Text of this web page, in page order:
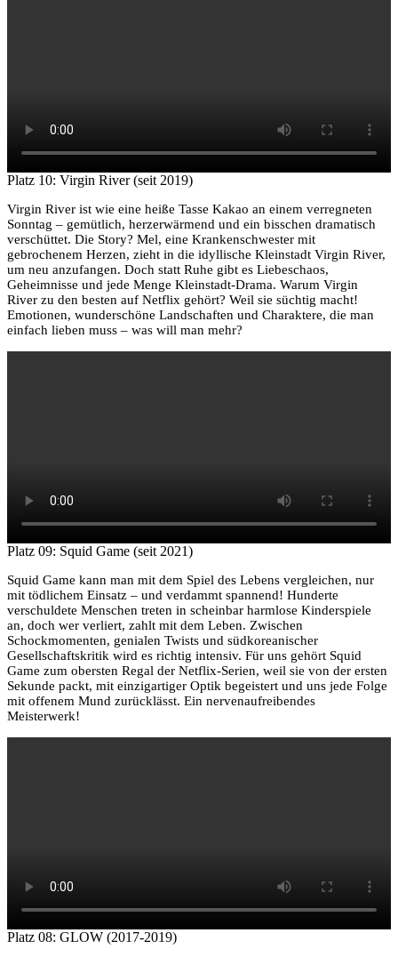
Platz 10: Virgin River (seit 2019)
Virgin River ist wie eine heiße Tasse Kakao an einem verregneten
Sonntag – gemütlich, herzerwärmend und ein bisschen dramatisch
verschüttet. Die Story? Mel, eine Krankenschwester mit
gebrochenem Herzen, zieht in die idyllische Kleinstadt Virgin River,
um neu anzufangen. Doch statt Ruhe gibt es Liebeschaos,
Geheimnisse und jede Menge Kleinstadt-Drama. Warum Virgin
River zu den besten auf Netflix gehört? Weil sie süchtig macht!
Emotionen, wunderschöne Landschaften und Charaktere, die man
einfach lieben muss – was will man mehr?
Platz 09: Squid Game (seit 2021)
Squid Game kann man mit dem Spiel des Lebens vergleichen, nur
mit tödlichem Einsatz – und verdammt spannend! Hunderte
verschuldete Menschen treten in scheinbar harmlose Kinderspiele
an, doch wer verliert, zahlt mit dem Leben. Zwischen
Schockmomenten, genialen Twists und südkoreanischer
Gesellschaftskritik wird es richtig intensiv. Für uns gehört Squid
Game zum obersten Regal der Netflix-Serien, weil sie von der ersten
Sekunde packt, mit einzigartiger Optik begeistert und uns jede Folge
mit offenem Mund zurücklässt. Ein nervenaufreibendes
Meisterwerk!
Platz 08: GLOW (2017-2019)